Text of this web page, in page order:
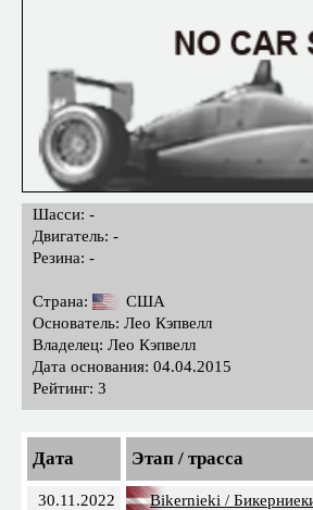
Шасси: -
Двигатель: -
Резина: -
Страна:
США
Основатель: Лео Кэпвелл
Владелец: Лео Кэпвелл
Дата основания: 04.04.2015
Рейтинг: 3
Дата Этап / трасса
30.11.2022 Bikernieki /